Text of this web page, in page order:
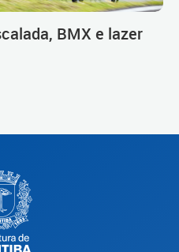
BMX e lazer